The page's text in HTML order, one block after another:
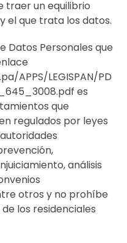
traer un equilibrio
el que trata los datos.
Datos Personales que
APPS/LEGISPAN/PD
es
que
regulados por leyes
análisis
otros y no prohíbe
los residenciales